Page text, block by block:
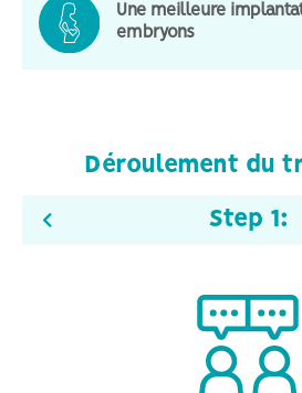
Une meilleure
embryons
Déroulement du
Step 1: